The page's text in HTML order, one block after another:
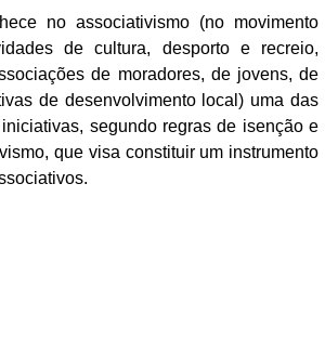
no associativismo (no movimento
de cultura, desporto e recreio,
de moradores, de jovens, de
de desenvolvimento local) uma das
segundo regras de isenção e
que visa constituir um instrumento